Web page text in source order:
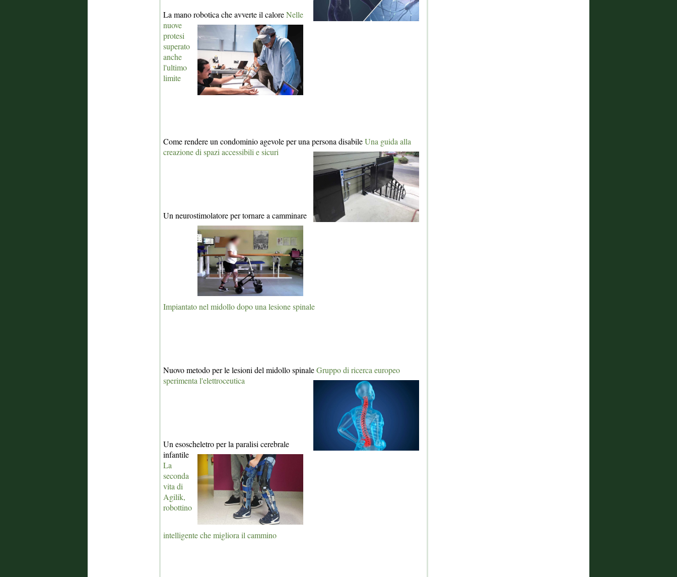
La mano robotica che avverte il caloreNelle
nuove
protesi
superato
anche
l'ultimo
limite
Come rendere un condominio agevole per una persona disabileUna guida alla
creazione di spazi accessibili e sicuri
Un neurostimolatore per tornare a camminare
Impiantato nel midollo dopo una lesione spinale
Nuovo metodo per le lesioni del midollo spinaleGruppo di ricerca europeo
sperimenta l'elettroceutica
Un esoscheletro per la paralisi cerebrale
infantile
La
seconda
vita di
Agilik,
robottino
intelligente che migliora il cammino